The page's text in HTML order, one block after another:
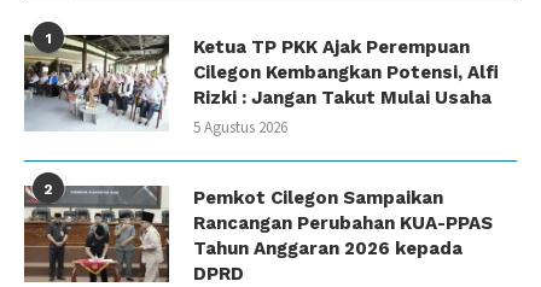
1
Ketua TP PKK Ajak Perempuan
Cilegon Kembangkan Potensi, Alfi
Rizki : Jangan Takut Mulai Usaha
5 Agustus 2026
2
Pemkot Cilegon Sampaikan
Rancangan Perubahan KUA-PPAS
Tahun Anggaran 2026 kepada
DPRD